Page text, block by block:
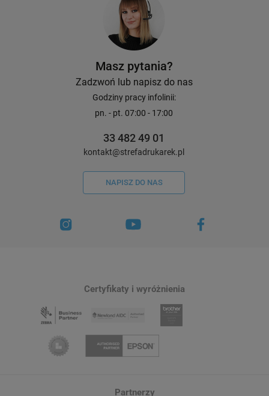
Masz pytania?
Zadzwoń lub napisz do nas
Godziny pracy infolinii:
pn. - pt. 07:00 - 17:00
33 482 49 01
kontakt@strefadrukarek.pl
NAPISZ DO NAS
Certyfikaty i wyróżnienia
Partnerzy